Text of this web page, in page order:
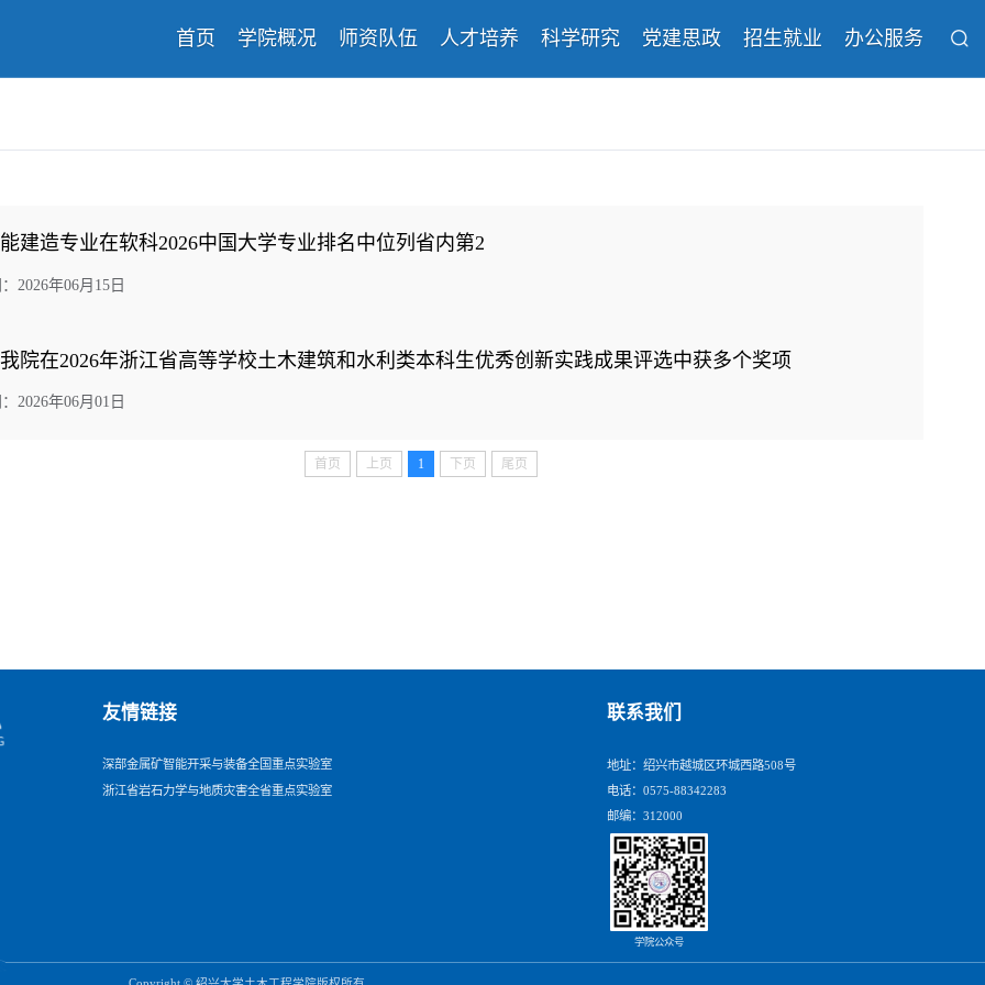
首页 学院概况 师资队伍 人才培养 科学研究 党建思政 招生就业 办公服务
建造专业在软科2026中国大学专业排名中位列省内第2
2026年06月15日
院在2026年浙江省高等学校土木建筑和水利类本科生优秀创新实践成果评选中获多个奖项
2026年06月01日
首页 上页 1 下页 尾页
友情链接
深部金属矿智能开采与装备全国重点实验室
浙江省岩石力学与地质灾害全省重点实验室
联系我们
地址：绍兴市越城区环城西路508号
电话：0575-88342283
邮编：312000
学院公众号